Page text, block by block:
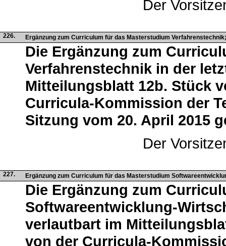
Der
226. Ergänzung zum Curriculum für das Masterstudium
Die Ergänzung zum
Verfahrenstechnik in der
Mitteilungsblatt 12b. Stück
Curricula-Kommission der
Sitzung vom 20. April 2015
Der
227. Ergänzung zum Curriculum für das Masterstudium
Die Ergänzung zum
Softwareentwicklung-
verlautbart im
von der Curricula-